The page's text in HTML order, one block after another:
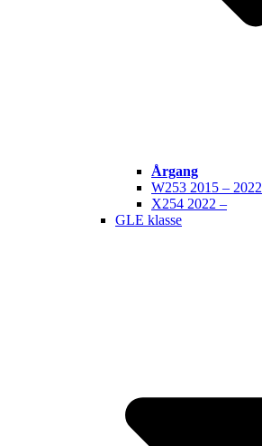
Årgang
W253 2015 – 2022
X254 2022 –
GLE klasse